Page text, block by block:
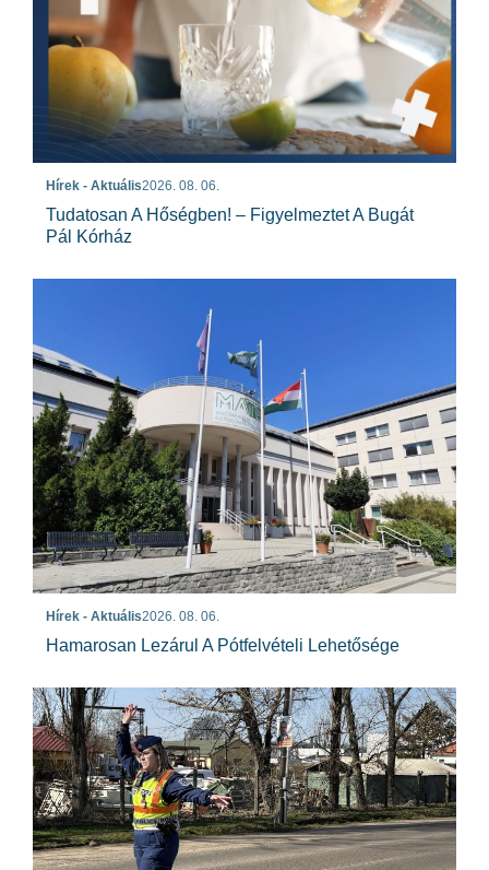
Hírek - Aktuális2026. 08. 06.
Tudatosan A Hőségben! – Figyelmeztet A Bugát
Pál Kórház
Hírek - Aktuális2026. 08. 06.
Hamarosan Lezárul A Pótfelvételi Lehetősége